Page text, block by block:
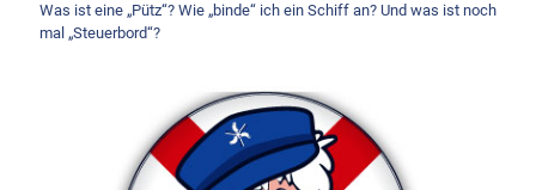
Was ist eine „Pütz“? Wie „binde“ ich ein Schiff an? Und was ist noch
mal „Steuerbord“?